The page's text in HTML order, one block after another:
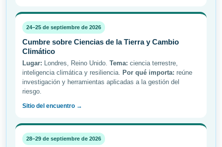
24–25 de septiembre de 2026
Cumbre sobre Ciencias de la Tierra y Cambio
Climático
Lugar: Londres, Reino Unido. Tema: ciencia terrestre,
inteligencia climática y resiliencia. Por qué importa: reúne
investigación y herramientas aplicadas a la gestión del
riesgo.
Sitio del encuentro →
28–29 de septiembre de 2026